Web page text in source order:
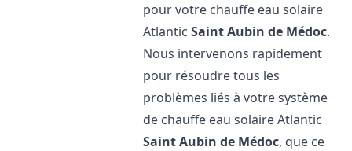
pour votre chauffe eau solaire
AtlanticSaint Aubin de Médoc.
Nous intervenons rapidement
pour résoudre tous les
problèmes liés à votre système
de chauffe eau solaire Atlantic
Saint Aubin de Médoc, que ce